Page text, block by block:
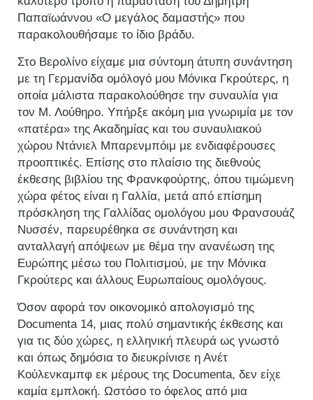
Παπαϊωάννου «Ο μεγάλος δαμαστής» που
παρακολουθήσαμε το ίδιο βράδυ.
Στο Βερολίνο είχαμε μια σύντομη άτυπη συνάντηση
με τη Γερμανίδα ομόλογό μου Μόνικα Γκρούτερς, η
οποία μάλιστα παρακολούθησε την συναυλία για
τον Μ. Λούθηρο. Υπήρξε ακόμη μια γνωριμία με τον
«πατέρα» της Ακαδημίας και του συναυλιακού
χώρου Ντάνιελ Μπαρενμπόιμ με ενδιαφέρουσες
προοπτικές. Επίσης στο πλαίσιο της διεθνούς
έκθεσης βιβλίου της Φρανκφούρτης, όπου τιμώμενη
χώρα φέτος είναι η Γαλλία, μετά από επίσημη
πρόσκληση της Γαλλίδας ομολόγου μου Φρανσουάζ
Νυσσέν, παρευρέθηκα σε συνάντηση και
ανταλλαγή απόψεων με θέμα την ανανέωση της
Ευρώπης μέσω του Πολιτισμού, με την Μόνικα
Γκρούτερς και άλλους Ευρωπαίους ομολόγους.
Όσον αφορά τον οικονομικό απολογισμό της
Documenta 14, μιας πολύ σημαντικής έκθεσης και
για τις δύο χώρες, η ελληνική πλευρά ως γνωστό
και όπως δημόσια το διευκρίνισε η Ανέτ
Κούλενκαμπφ εκ μέρους της Documenta, δεν είχε
καμία εμπλοκή. Ωστόσο το όφελος από μια